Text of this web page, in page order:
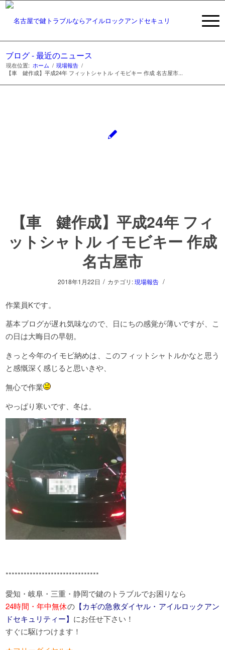
ブログ - 最近のニュース
現在位置: ホーム / 現場報告 /
【車 鍵作成】平成24年 フィットシャトル イモビキー 作成 名古屋市...
【車 鍵作成】平成24年 フィ
ットシャトル イモビキー 作成
名古屋市
2018年1月22日 / カテゴリ:現場報告 /
作業員Kです。
基本ブログが遅れ気味なので、日にちの感覚が薄いですが、こ
の日は大晦日の早朝。
きっと今年のイモビ納めは、このフィットシャトルかなと思う
と感慨深く感じると思いきや、
無心で作業
やっぱり寒いです、冬は。
*******************************
愛知・岐阜・三重・静岡で鍵のトラブルでお困りなら
24時間・年中無休の【カギの急救ダイヤル・アイルロックアン
ドセキュリティー】 にお任せ下さい！
すぐに駆けつけます！